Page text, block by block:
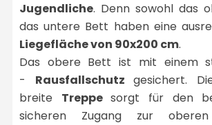
Jugendliche. Denn sowohl das
das untere Bett haben eine
Liegefläche von 90x200 cm.
Das obere Bett ist mit einem
- Rausfallschutzgesichert.
breite Treppesorgt für den
sicheren Zugang zur